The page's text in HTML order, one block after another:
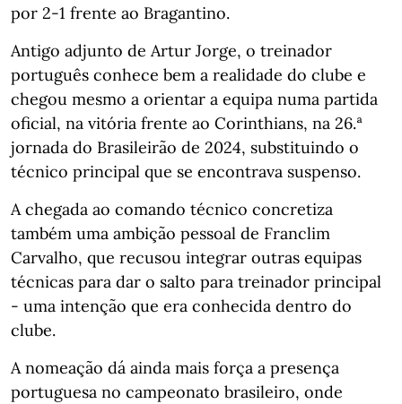
por 2-1 frente ao Bragantino.
Antigo adjunto de Artur Jorge, o treinador
português conhece bem a realidade do clube e
chegou mesmo a orientar a equipa numa partida
oficial, na vitória frente ao Corinthians, na 26.ª
jornada do Brasileirão de 2024, substituindo o
técnico principal que se encontrava suspenso.
A chegada ao comando técnico concretiza
também uma ambição pessoal de Franclim
Carvalho, que recusou integrar outras equipas
técnicas para dar o salto para treinador principal
- uma intenção que era conhecida dentro do
clube.
A nomeação dá ainda mais força a presença
portuguesa no campeonato brasileiro, onde